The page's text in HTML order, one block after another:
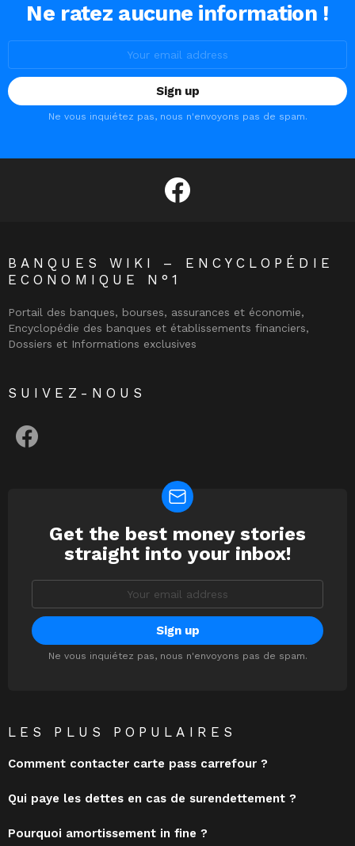
Ne ratez aucune information !
Ne vous inquiétez pas, nous n'envoyons pas de spam.
facebook
BANQUES WIKI – ENCYCLOPÉDIE
ECONOMIQUE N°1
Portail des banques, bourses, assurances et économie,
Encyclopédie des banques et établissements financiers,
Dossiers et Informations exclusives
SUIVEZ-NOUS
NEWSLETTER
Get the best money stories
straight into your inbox!
Ne vous inquiétez pas, nous n'envoyons pas de spam.
LES PLUS POPULAIRES
Comment contacter carte pass carrefour ?
Qui paye les dettes en cas de surendettement ?
Pourquoi amortissement in fine ?